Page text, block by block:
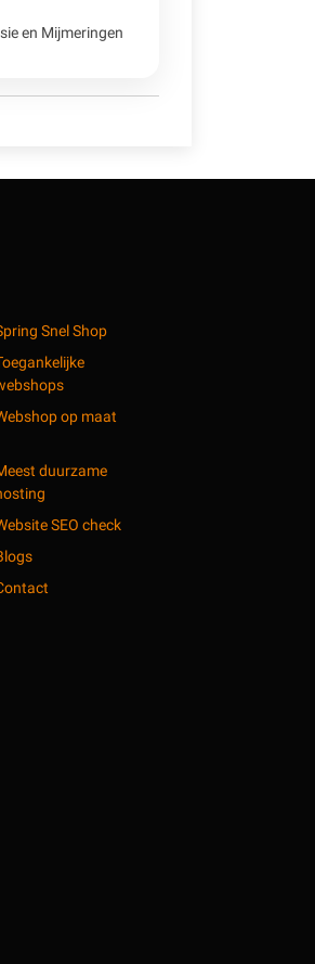
en Mijmeringen
Snel Shop
op maat
duurzame
SEO check